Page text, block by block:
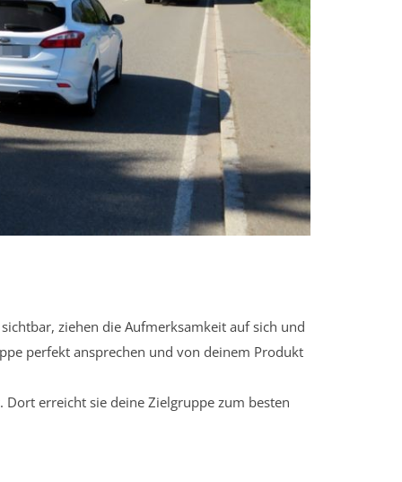
ziehen die Aufmerksamkeit auf sich und
perfekt ansprechen und von deinem Produkt
erreicht sie deine Zielgruppe zum besten